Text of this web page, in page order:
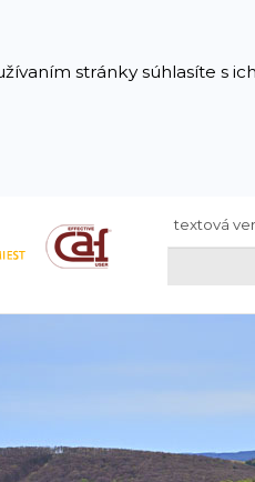
stránky súhlasíte s
textová